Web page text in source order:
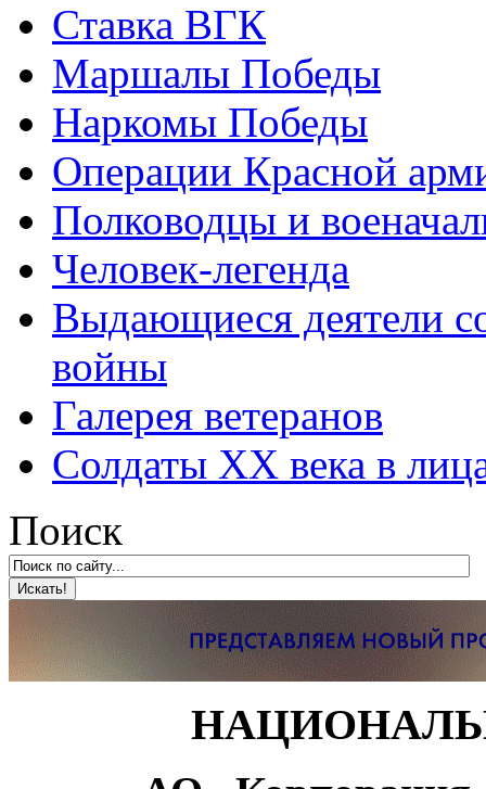
Ставка ВГК
Маршалы Победы
Наркомы Победы
Операции Красной
Полководцы и
Человек-легенда
Выдающиеся деятели
войны
Галерея ветеранов
Солдаты XX века в
Поиск